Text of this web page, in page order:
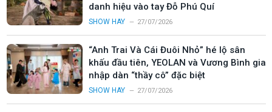
danh hiệu vào tay Đỗ Phú Quí
SHOW HAY 27/07/2026
“Anh Trai Và Cái Đuôi Nhỏ” hé lộ sân
khấu đầu tiên, YEOLAN và Vương Bình gia
nhập dàn “thầy cô” đặc biệt
SHOW HAY 27/07/2026